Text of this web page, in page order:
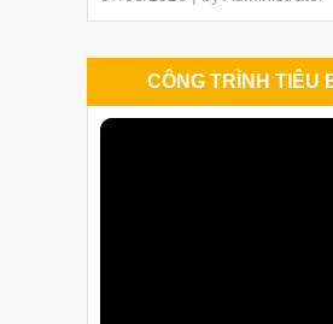
CÔNG TRÌNH TIÊU